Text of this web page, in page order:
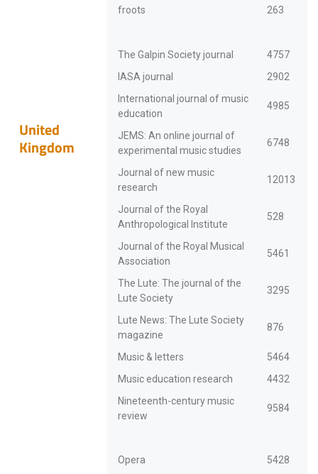
United
Kingdom
froots 263
The Galpin Society journal
4757
IASA journal
2902
International journal of music
education
4985
JEMS: An online journal of
experimental music studies
6748
Journal of new music
research
12013
Journal of the Royal
Anthropological Institute
528
Journal of the Royal Musical
Association
5461
The Lute: The journal of the
Lute Society
3295
Lute News: The Lute Society
magazine
876
Music & letters
5464
Music education research
4432
Nineteenth-century music
review
9584
Opera 5428